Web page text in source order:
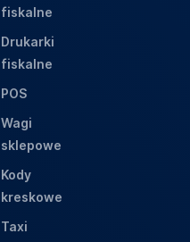
fiskalne
Drukarki
fiskalne
POS
Wagi
sklepowe
Kody
kreskowe
Taxi